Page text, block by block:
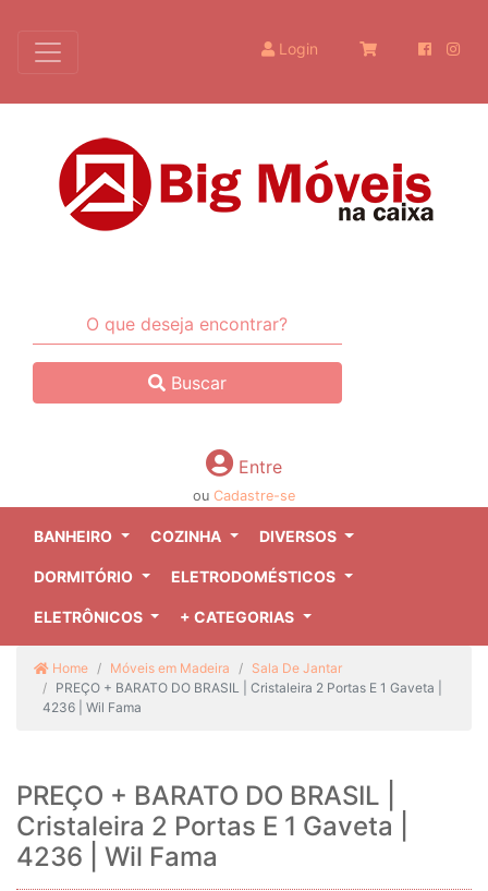
Login
Buscar
Entre
ou Cadastre-se
BANHEIRO COZINHA DIVERSOS
DORMITÓRIO ELETRODOMÉSTICOS
ELETRÔNICOS + CATEGORIAS
Home Móveis em Madeira
Sala De Jantar
PREÇO + BARATO DO BRASIL | Cristaleira 2 Portas E 1 Gaveta |
4236 | Wil Fama
PREÇO + BARATO DO BRASIL |
Cristaleira 2 Portas E 1 Gaveta |
4236 | Wil Fama